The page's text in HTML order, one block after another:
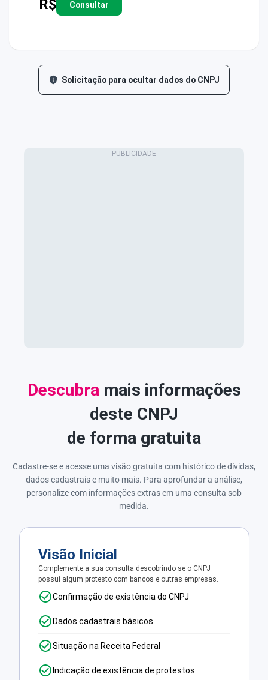
R$ Consultar
Solicitação para ocultar dados do CNPJ
Descubra mais informações
deste CNPJ
de forma gratuita
Cadastre-se e acesse uma visão gratuita com histórico de dívidas,
dados cadastrais e muito mais. Para aprofundar a análise,
personalize com informações extras em uma consulta sob
medida.
Visão Inicial
Complemente a sua consulta descobrindo se o CNPJ
possui algum protesto com bancos e outras empresas.
Confirmação de existência do CNPJ
Dados cadastrais básicos
Situação na Receita Federal
Indicação de existência de protestos